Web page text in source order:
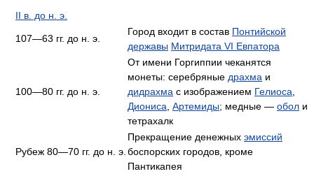
II в. до н. э.
107—63 гг. до н. э.
Город входит в состав Понтийской
державы Митридата VI Евпатора
100—80 гг. до н. э.
От имени Горгиппии чеканятся
монеты: серебряные драхма и
дидрахма с изображением Гелиоса,
Диониса, Артемиды; медные — обол и
тетрахалк
Рубеж 80—70 гг. до н. э.
Прекращение денежных эмиссий
боспорских городов, кроме
Пантикапея